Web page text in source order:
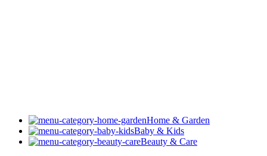
Home & Garden
Baby & Kids
Beauty & Care